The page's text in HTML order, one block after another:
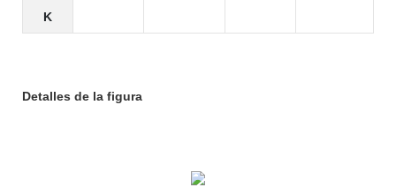
K
Detalles de la figura